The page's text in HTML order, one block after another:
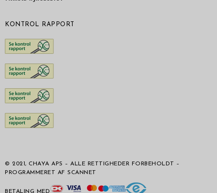
KONTROL RAPPORT
© 2021, CHAYA APS – ALLE RETTIGHEDER FORBEHOLDT –
PROGRAMMERET AF SCANNET
BETALING MED